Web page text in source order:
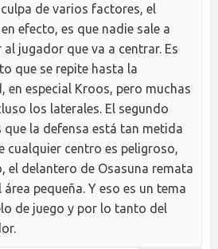
culpa de varios factores, el
efecto, es que nadie sale a
al jugador que va a centrar. Es
que se repite hasta la
en especial Kroos, pero muchas
los laterales. El segundo
que la defensa está tan metida
cualquier centro es peligroso,
el delantero de Osasuna remata
área pequeña. Y eso es un tema
de juego y por lo tanto del